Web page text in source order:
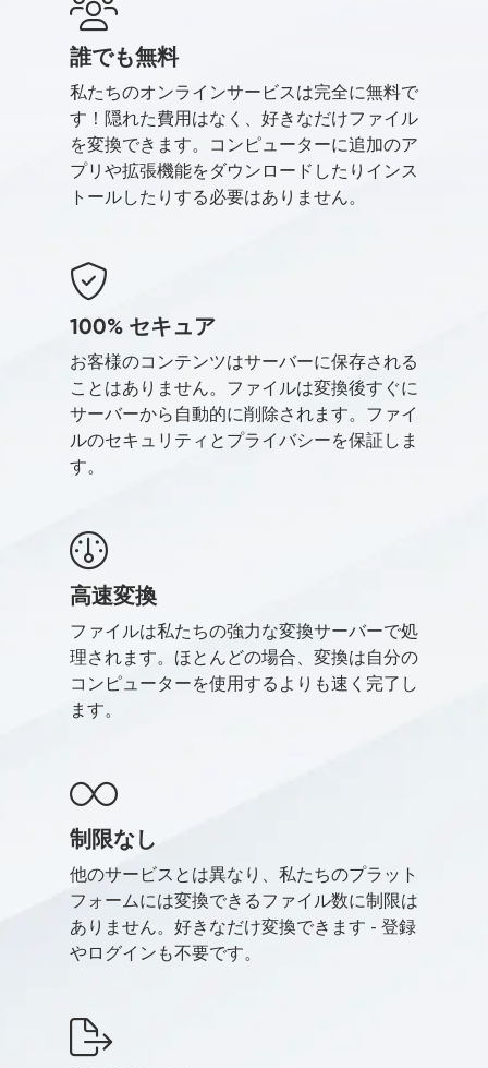
誰でも無料
私たちのオンラインサービスは完全に無料で
す！隠れた費用はなく、好きなだけファイル
を変換できます。コンピューターに追加のア
プリや拡張機能をダウンロードしたりインス
トールしたりする必要はありません。
100% セキュア
お客様のコンテンツはサーバーに保存される
ことはありません。ファイルは変換後すぐに
サーバーから自動的に削除されます。ファイ
ルのセキュリティとプライバシーを保証しま
す。
高速変換
ファイルは私たちの強力な変換サーバーで処
理されます。ほとんどの場合、変換は自分の
コンピューターを使用するよりも速く完了し
ます。
制限なし
他のサービスとは異なり、私たちのプラット
フォームには変換できるファイル数に制限は
ありません。好きなだけ変換できます - 登録
やログインも不要です。